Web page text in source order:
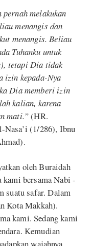
melakukan
menangis dan
menangis. Beliau
Tuhanku untuk
tetapi Dia tidak
izin kepada-Nya
Dia memberi izin
kalian, karena
mati.”(HR.
(1/286), Ibnu
oleh Buraidah
kami bersama Nabi -
suatu safar. Dalam
Kota Makkah).
kami. Sedang kami
Kemudian
wajahnya